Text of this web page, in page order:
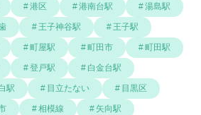
港区 港南台駅 湯島駅
王子神谷駅 王子駅
町屋駅 町田市 町田駅
登戸駅 白金台駅
駅 目立たない 目黒区
相模線 矢向駅